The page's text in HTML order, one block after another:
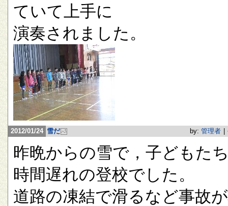
ていて上手に
演奏されました。
2012/01/24 雪だ by: 管理者
昨晩からの雪で，子どもた
時間遅れの登校でした。
道路の凍結で滑るなど事故